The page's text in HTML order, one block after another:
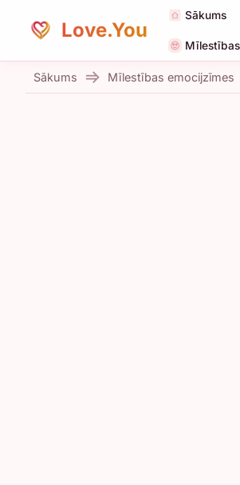
Love.You
Sākums
Sākums Mīlestības emocijzīmes